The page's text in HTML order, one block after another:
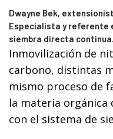
Dwayne Bek,
Especialista y referente
siembra directa continua.
Inmovilización de
carbono, distintas
mismo proceso de
la materia orgánica
con el sistema de